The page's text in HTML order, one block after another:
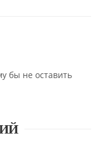
бы не оставить